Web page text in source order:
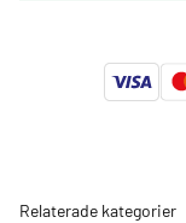
Relaterade kategorier